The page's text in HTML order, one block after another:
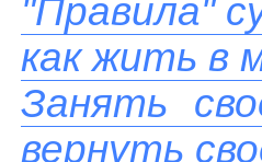
"Правила"
как жить в
Занять
вернуть